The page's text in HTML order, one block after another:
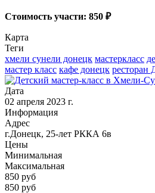
Стоимость участи: 850 ₽
Карта
Теги
хмели сунели донецк мастеркласс
мастер класс кафе донецк ресторан
Дата
02 апреля 2023 г.
Информация
Адрес
г.Донецк, 25-лет РККА 6в
Цены
Минимальная
Максимальная
850 руб
850 руб